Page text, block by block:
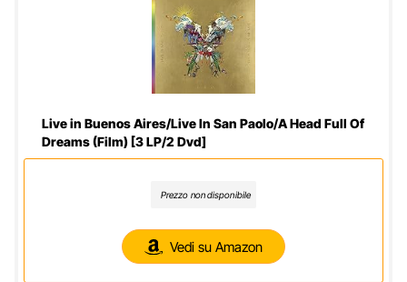
Live in Buenos Aires/Live In San Paolo/A Head Full Of
Dreams (Film) [3 LP/2 Dvd]
Prezzo non disponibile
Vedi su Amazon